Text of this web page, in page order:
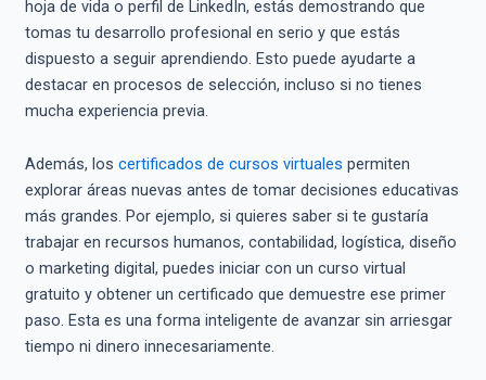
hoja de vida o perfil de LinkedIn, estás demostrando que
tomas tu desarrollo profesional en serio y que estás
dispuesto a seguir aprendiendo. Esto puede ayudarte a
destacar en procesos de selección, incluso si no tienes
mucha experiencia previa.
Además, los certificados de cursos virtuales permiten
explorar áreas nuevas antes de tomar decisiones educativas
más grandes. Por ejemplo, si quieres saber si te gustaría
trabajar en recursos humanos, contabilidad, logística, diseño
o marketing digital, puedes iniciar con un curso virtual
gratuito y obtener un certificado que demuestre ese primer
paso. Esta es una forma inteligente de avanzar sin arriesgar
tiempo ni dinero innecesariamente.